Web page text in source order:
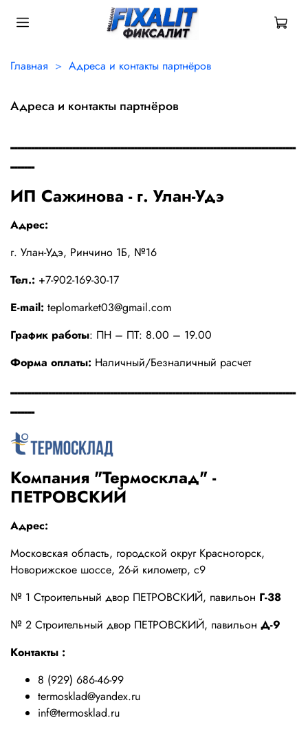
Главная Адреса и контакты партнёров
Адреса и контакты партнёров
-----------------------------------------------------------------------------------
-------
ИП Сажинова - г. Улан-Удэ
Адрес:
г. Улан-Удэ, Ринчино 1Б, №16
Тел.: +7-902-169-30-17
E-mail: teplomarket03@gmail.com
График работы: ПН – ПТ: 8.00 – 19.00
Форма оплаты: Наличный/Безналичный расчет
-----------------------------------------------------------------------------------
-------
Компания "Термосклад" -
ПЕТРОВСКИЙ
Адрес:
Московская область, городской округ Красногорск,
Новорижское шоссе, 26-й километр, с9
№ 1 Строительный двор ПЕТРОВСКИЙ, павильон Г-38
№ 2 Строительный двор ПЕТРОВСКИЙ, павильон Д-9
Контакты :
8 (929) 686-46-99
termosklad@yandex.ru
inf@termosklad.ru